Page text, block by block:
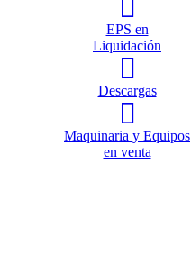
EPS en
Liquidación
Descargas
Maquinaria y Equipos
en venta